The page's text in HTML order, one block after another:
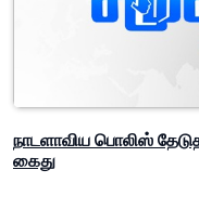
நாடளாவிய பொலிஸ்
கைது